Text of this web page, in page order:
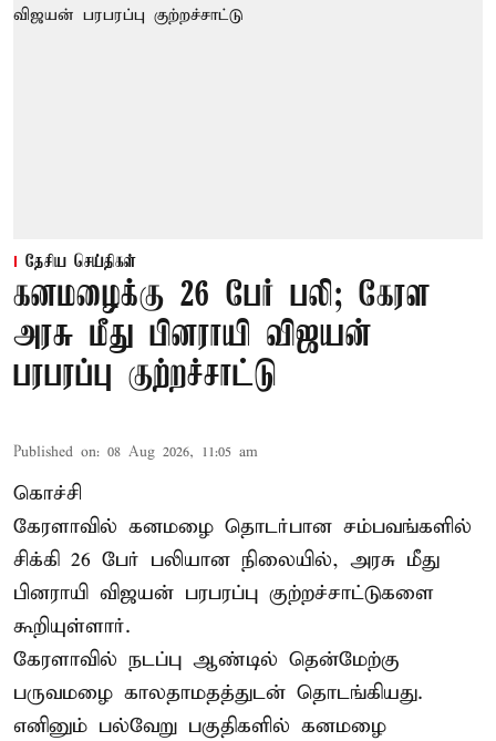
தேசிய செய்திகள்
கனமழைக்கு 26 பேர் பலி; கேரள
அரசு மீது பினராயி விஜயன்
பரபரப்பு குற்றச்சாட்டு
Published on: 08 Aug 2026, 11:05 am
கொச்சி
கேரளாவில் கனமழை தொடர்பான சம்பவங்களில்
சிக்கி 26 பேர் பலியான நிலையில், அரசு மீது
பினராயி விஜயன் பரபரப்பு குற்றச்சாட்டுகளை
கூறியுள்ளார்.
கேரளாவில் நடப்பு ஆண்டில் தென்மேற்கு
பருவமழை காலதாமதத்துடன் தொடங்கியது.
எனினும் பல்வேறு பகுதிகளில் கனமழை